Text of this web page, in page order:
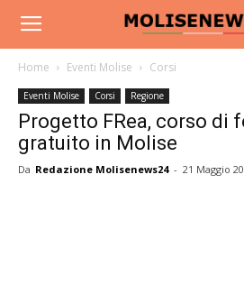
Home Eventi Molise Corsi
Eventi Molise Corsi Regione
Progetto FRea, corso di
gratuito in Molise
Da Redazione Molisenews24 - 21 Maggio